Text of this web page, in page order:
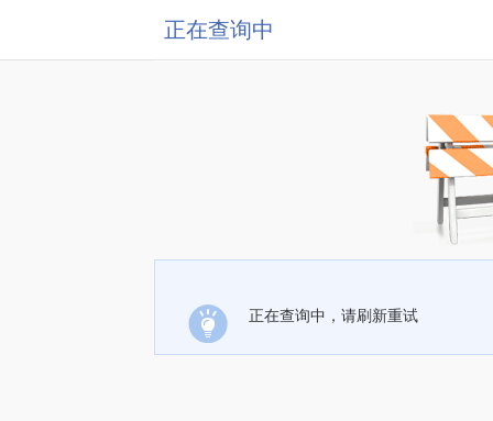
正在查询中
正在查询中，请刷新重试